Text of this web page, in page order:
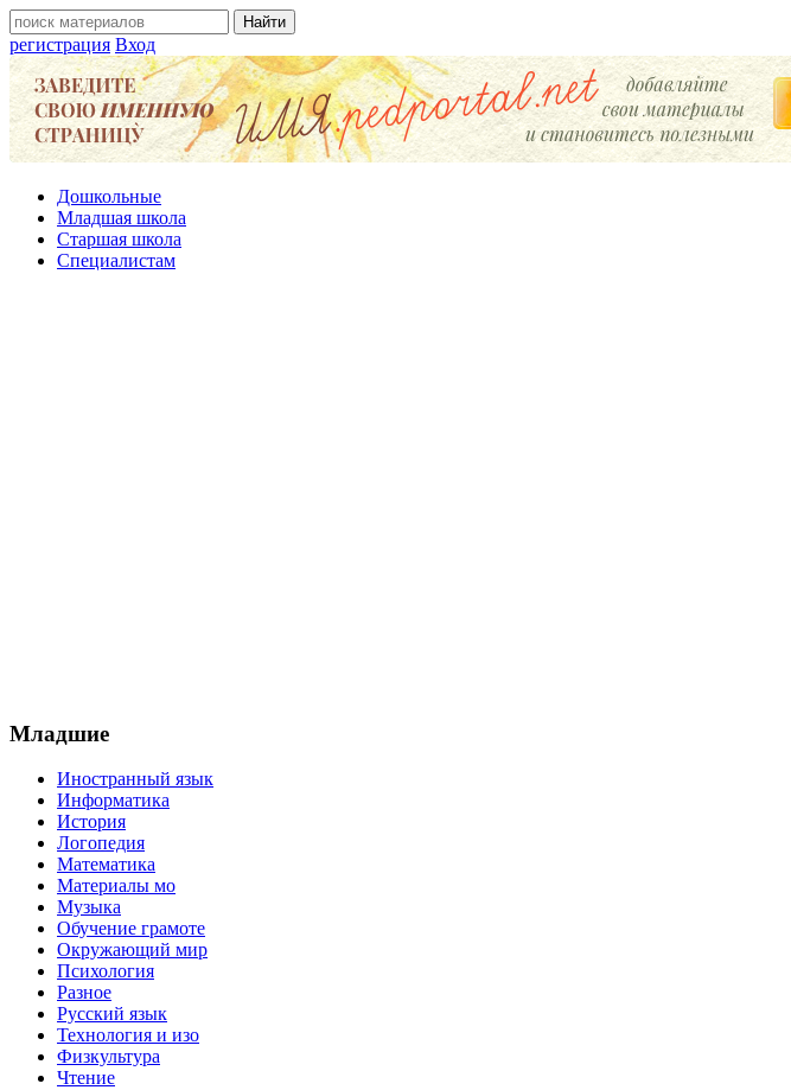
регистрация Вход
Дошкольные
Младшая школа
Старшая школа
Специалистам
Младшие
Иностранный язык
Информатика
История
Логопедия
Математика
Материалы мо
Музыка
Обучение грамоте
Окружающий мир
Психология
Разное
Русский язык
Технология и изо
Физкультура
Чтение